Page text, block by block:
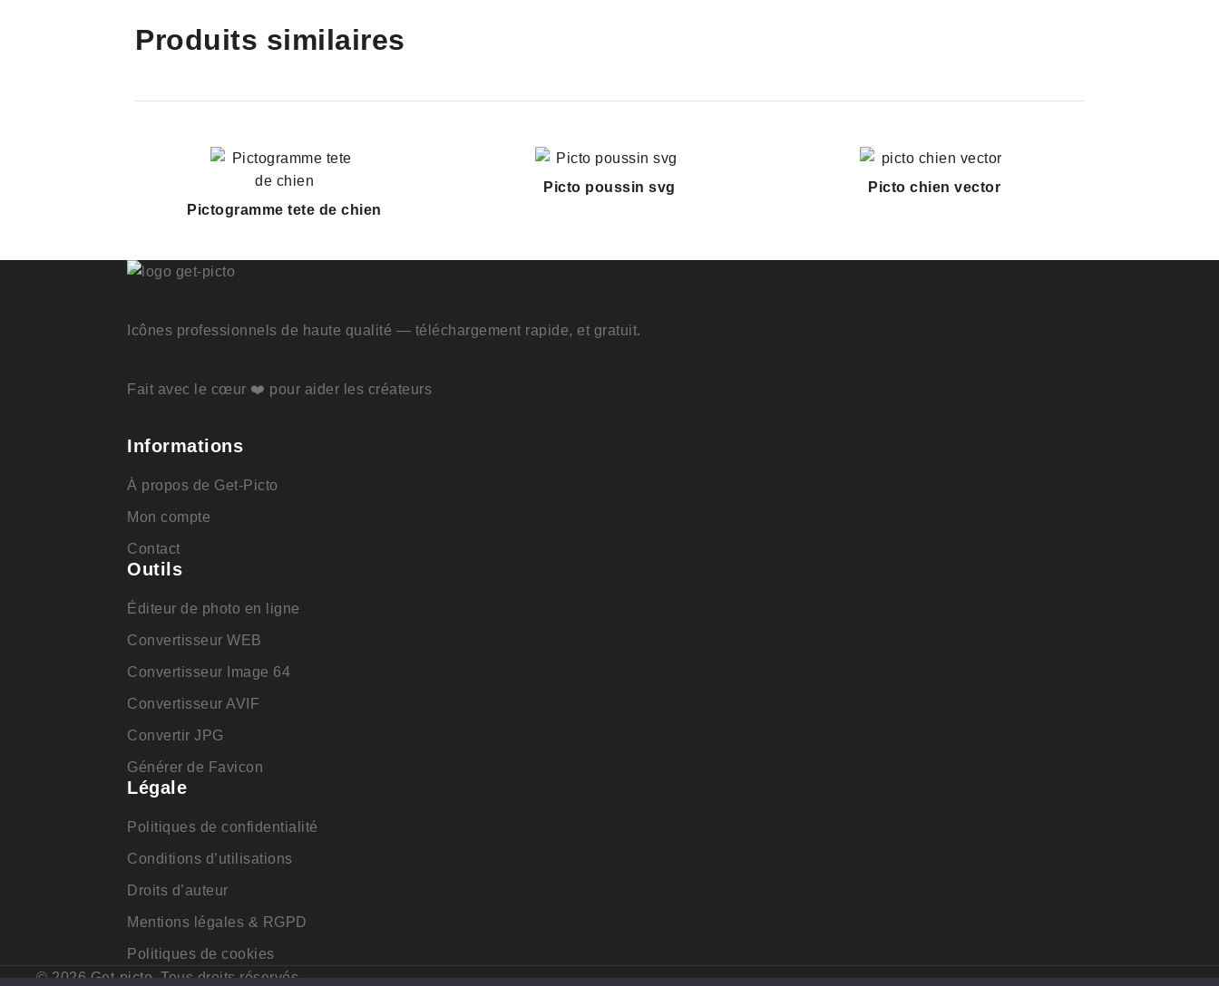
Produits similaires
Pictogramme tete de chien
Picto poussin svg Picto chien vector
Icônes professionnels de haute qualité — téléchargement rapide, et gratuit.
Fait avec le cœur ❤️ pour aider les créateurs
Informations
À propos de Get-Picto
Mon compte
Contact
Outils
Éditeur de photo en ligne
Convertisseur WEB
Convertisseur Image 64
Convertisseur AVIF
Convertir JPG
Générer de Favicon
Légale
Politiques de confidentialité
Conditions d’utilisations
Droits d’auteur
Mentions légales & RGPD
Politiques de cookies
© 2026 Get-picto. Tous droits réservés.